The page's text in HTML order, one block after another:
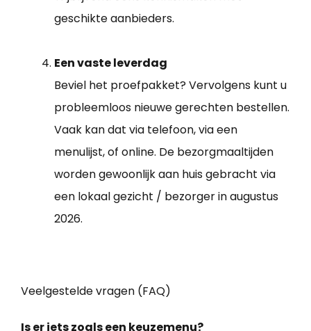
geschikte aanbieders.
Een vaste leverdag
Beviel het proefpakket? Vervolgens kunt u
probleemloos nieuwe gerechten bestellen.
Vaak kan dat via telefoon, via een
menulijst, of online. De bezorgmaaltijden
worden gewoonlijk aan huis gebracht via
een lokaal gezicht / bezorger in augustus
2026.
Veelgestelde vragen (FAQ)
Is er iets zoals een keuzemenu?